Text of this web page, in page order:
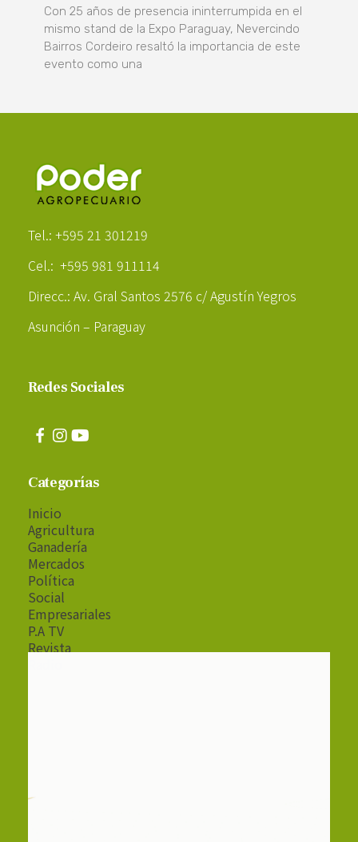
Con 25 años de presencia ininterrumpida en el
mismo stand de la Expo Paraguay, Nevercindo
Bairros Cordeiro resaltó la importancia de este
evento como una
Tel.: +595 21 301219
Cel.: +595 981 911114
Direcc.: Av. Gral Santos 2576 c/ Agustín Yegros
Asunción – Paraguay
Redes Sociales
Categorías
Inicio
Agricultura
Ganadería
Mercados
Política
Social
Empresariales
P.A TV
Revista